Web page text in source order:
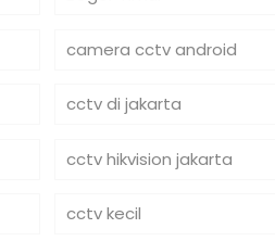
camera cctv android
cctv di jakarta
cctv hikvision jakarta
cctv kecil